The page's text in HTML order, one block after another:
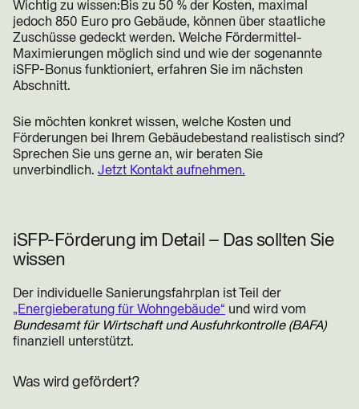
Wichtig zu wissen:Bis zu 50 % der Kosten, maximal
jedoch 850 Euro pro Gebäude, können über staatliche
Zuschüsse gedeckt werden. Welche Fördermittel-
Maximierungen möglich sind und wie der sogenannte
iSFP-Bonus funktioniert, erfahren Sie im nächsten
Abschnitt.
Sie möchten konkret wissen, welche Kosten und
Förderungen bei Ihrem Gebäudebestand realistisch sind?
Sprechen Sie uns gerne an, wir beraten Sie
unverbindlich. Jetzt Kontakt aufnehmen.
iSFP-Förderung im Detail – Das sollten Sie
wissen
Der individuelle Sanierungsfahrplan ist Teil der
„Energieberatung für Wohngebäude“ und wird vom
Bundesamt für Wirtschaft und Ausfuhrkontrolle (BAFA)
finanziell unterstützt.
Was wird gefördert?